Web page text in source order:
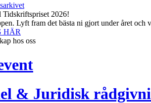
2026!
Lyft fram det bästa ni gjort under året och
HÄR
hos oss
& Juridisk